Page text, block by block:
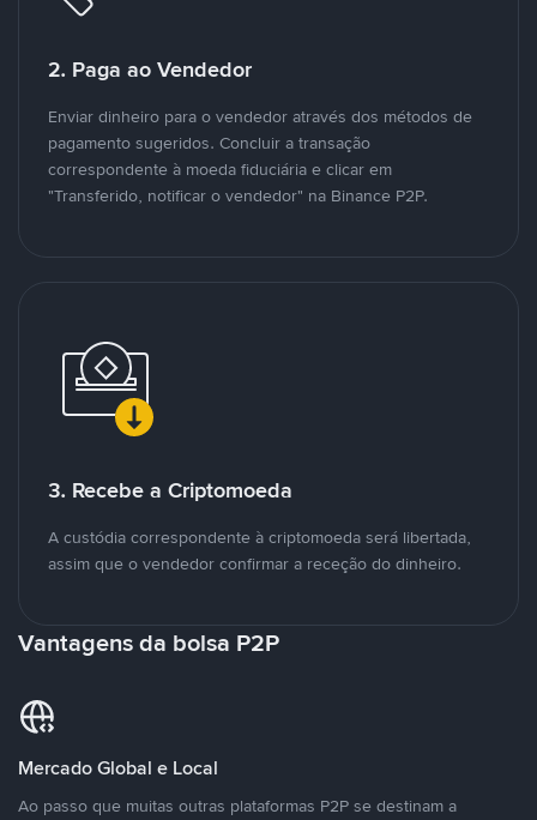
2. Paga ao Vendedor
Enviar dinheiro para o vendedor através dos métodos de
pagamento sugeridos. Concluir a transação
correspondente à moeda fiduciária e clicar em
"Transferido, notificar o vendedor" na Binance P2P.
3. Recebe a Criptomoeda
A custódia correspondente à criptomoeda será libertada,
assim que o vendedor confirmar a receção do dinheiro.
Vantagens da bolsa P2P
Mercado Global e Local
Ao passo que muitas outras plataformas P2P se destinam a